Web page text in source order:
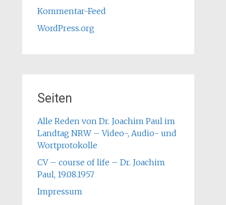
Kommentar-Feed
WordPress.org
Seiten
Alle Reden von Dr. Joachim Paul im
Landtag NRW – Video-, Audio- und
Wortprotokolle
CV – course of life – Dr. Joachim
Paul, 19.08.1957
Impressum